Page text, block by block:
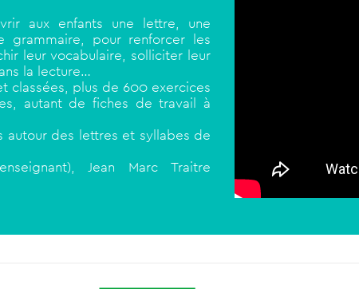
aux enfants une lettre, une
pour renforcer les
leur vocabulaire, solliciter leur
la lecture…
classées, plus de 600 exercices
autant de fiches de travail à
autour des lettres et syllabes de
Jean Marc Traitre